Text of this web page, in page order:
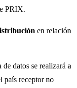
PRIX.
en relación
datos se realizará a
país receptor no